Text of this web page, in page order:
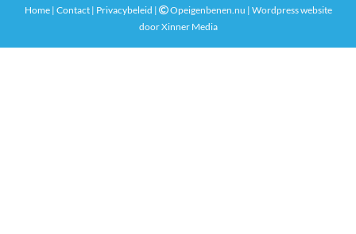
Home| Contact| Privacybeleid |
Opeigenbenen.nu | Wordpress website
doorXinner Media